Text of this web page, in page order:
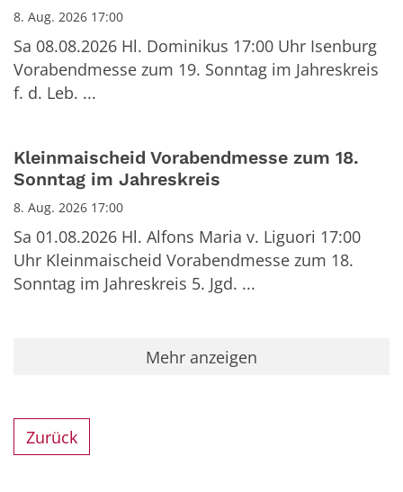
8. Aug. 2026 17:00
Sa 08.08.2026 Hl. Dominikus 17:00 Uhr Isenburg
Vorabendmesse zum 19. Sonntag im Jahreskreis
f. d. Leb. ...
Kleinmaischeid Vorabendmesse zum 18.
Sonntag im Jahreskreis
8. Aug. 2026 17:00
Sa 01.08.2026 Hl. Alfons Maria v. Liguori 17:00
Uhr Kleinmaischeid Vorabendmesse zum 18.
Sonntag im Jahreskreis 5. Jgd. ...
Mehr anzeigen
Zurück